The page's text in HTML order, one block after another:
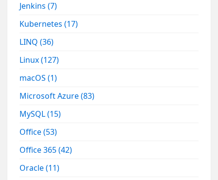
Jenkins(7)
Kubernetes(17)
LINQ(36)
Linux(127)
macOS(1)
Microsoft Azure(83)
MySQL(15)
Office(53)
Office 365(42)
Oracle(11)